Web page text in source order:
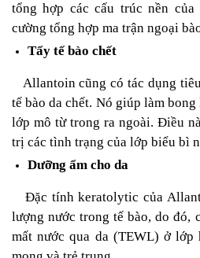
tổng hợp các cấu trúc nền
cường tổng hợp ma trận ngoại
Tẩy tế bào chết
Allantoin cũng có tác dụng
tế bào da chết. Nó giúp làm
lớp mô từ trong ra ngoài. Điều
trị các tình trạng của lớp biểu bì
Dưỡng ẩm cho da
Đặc tính keratolytic của
lượng nước trong tế bào, do đó,
mất nước qua da (TEWL) ở